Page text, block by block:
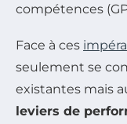
compétences
Face à ces
seulement se
existantes mais
leviers de